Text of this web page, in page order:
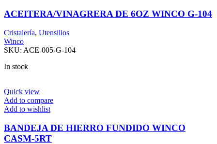
ACEITERA/VINAGRERA DE 6OZ WINCO G-104
Cristalería, Utensilios
Winco
SKU: ACE-005-G-104
In stock
Quick view
Add to compare
Add to wishlist
BANDEJA DE HIERRO FUNDIDO WINCO
CASM-5RT